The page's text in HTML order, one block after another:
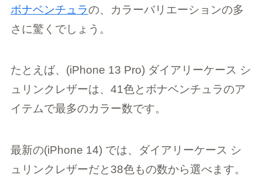
ボナベンチュラの、カラーバリエーションの多
さに驚くでしょう。
たとえば、(iPhone 13 Pro) ダイアリーケース シ
ュリンクレザーは、41色とボナベンチュラのア
イテムで最多のカラー数です。
最新の(iPhone 14) では、ダイアリーケース シ
ュリンクレザーだと38色もの数から選べます。